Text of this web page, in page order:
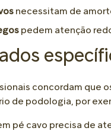
necessitam de
pedem atenção
concordam que
de podologia, por
pé cavo precisa de